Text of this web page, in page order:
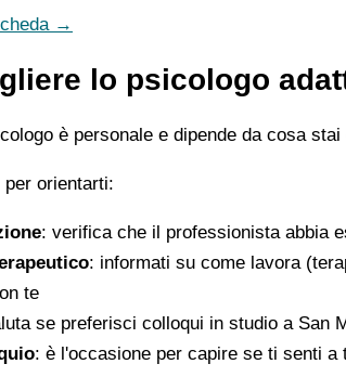
→
lo psicologo
è personale e dipende da cosa
orientarti:
: verifica che il professionista abbia
: informati su come lavora
te
se preferisci colloqui in studio a San
: è l'occasione per capire se ti senti